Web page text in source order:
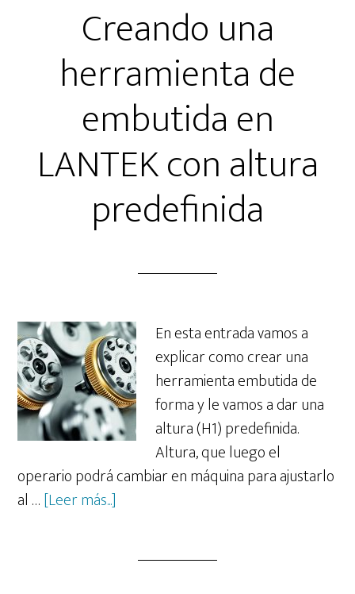
Creando una
herramienta de
embutida en
LANTEK con altura
predefinida
En esta entrada vamos a
explicar como crear una
herramienta embutida de
forma y le vamos a dar una
altura (H1) predefinida.
Altura, que luego el
operario podrá cambiar en máquina para ajustarlo
al …[Leer más...]